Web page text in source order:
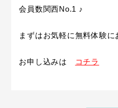
会員数関西No.1 ♪
まずはお気軽に無料体験に
お申し込みは コチラ